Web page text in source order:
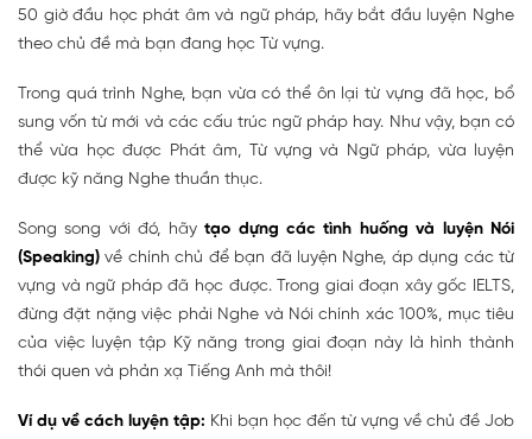
50 giờ đầu học phát âm và ngữ pháp, hãy bắt đầu luyện Nghe
theo chủ đề mà bạn đang học Từ vựng.
Trong quá trình Nghe, bạn vừa có thể ôn lại từ vựng đã học, bổ
sung vốn từ mới và các cấu trúc ngữ pháp hay. Như vậy, bạn có
thể vừa học được Phát âm, Từ vựng và Ngữ pháp, vừa luyện
được kỹ năng Nghe thuần thục.
Song song với đó, hãytạo dựng các tình huống và luyện Nói
(Speaking)về chính chủ để bạn đã luyện Nghe, áp dụng các từ
vựng và ngữ pháp đã học được. Trong giai đoạn xây gốc IELTS,
đừng đặt nặng việc phải Nghe và Nói chính xác 100%, mục tiêu
của việc luyện tập Kỹ năng trong giai đoạn này là hình thành
thói quen và phản xạ Tiếng Anh mà thôi!
Ví dụ về cách luyện tập: Khi bạn học đến từ vựng về chủ đề Job